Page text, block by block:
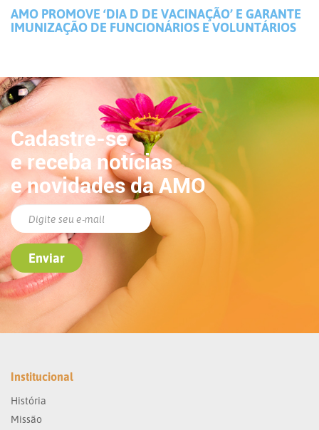
AMO PROMOVE ‘DIA D DE VACINAÇÃO’ E GARANTE
IMUNIZAÇÃO DE FUNCIONÁRIOS E VOLUNTÁRIOS
Cadastre-se
e receba notícias
e novidades da AMO
Institucional
História
Missão